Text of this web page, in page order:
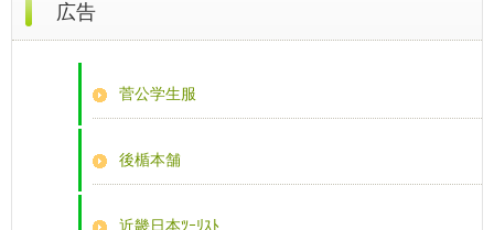
広告
菅公学生服
後楯本舗
近畿日本ﾂｰﾘｽﾄ